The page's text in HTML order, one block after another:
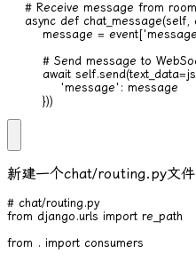
# Receive message from
async def chat_message(self,
message =
# Send message to
await
            'message': message
        }))
新建一个chat/routing.py文
# chat/routing.py
from django.urls import re_path
from . import consumers